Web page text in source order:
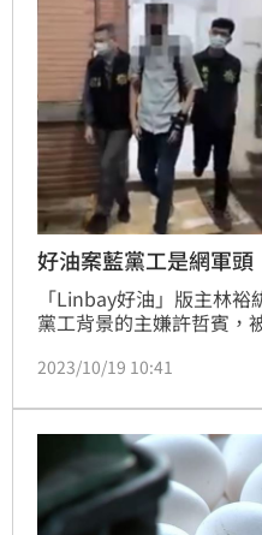
好油案藍黨工是網軍
「Linbay好油」版主林
黨工背景的主嫌許哲賓，
軍頭，負責下指令攻擊、
總統參選人侯友宜卻裝死
本的政治責任都不願負」
2023/10/19 10:41